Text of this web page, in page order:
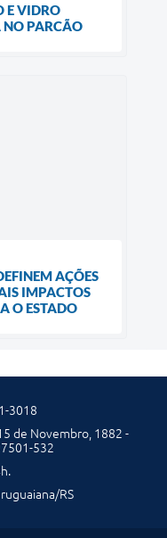
E VIDRO
NO PARCÃO
AÇÕES
IMPACTOS
O ESTADO
3018
de Novembro, 1882 -
532
RS